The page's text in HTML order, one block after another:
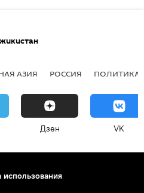
АЗИЯ РОССИЯ ПОЛИТИКА
Дзен VK
использования